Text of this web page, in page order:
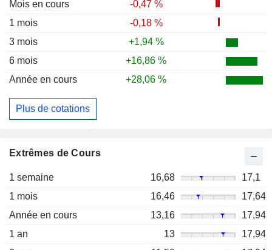
Mois en cours
-0,47 %
1 mois
-0,18 %
3 mois
+1,94 %
6 mois
+16,86 %
Année en cours
+28,06 %
Plus de cotations
Extrêmes de Cours
1 semaine 16,68
17,1
1 mois
16,46
17,64
Année en cours
13,16
17,94
1 an
13
17,94